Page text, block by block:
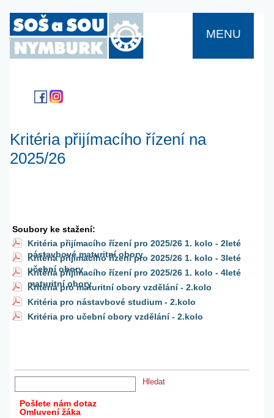
MENU
Kritéria přijímacího řízení na
2025/26
Soubory ke stažení:
Kritéria přijímacího řízení pro 2025/26 1. kolo - 2leté
nástavbové maturitní obory
Kritéria přijímacího řízení pro 2025/26 1. kolo - 3leté
učební obory
Kritéria přijímacího řízení pro 2025/26 1. kolo - 4leté
maturitní obory
Kritéria pro maturitní obory vzdělání - 2.kolo
Kritéria pro nástavbové studium - 2.kolo
Kritéria pro učební obory vzdělání - 2.kolo
Pošlete nám dotaz
Omluvení žáka